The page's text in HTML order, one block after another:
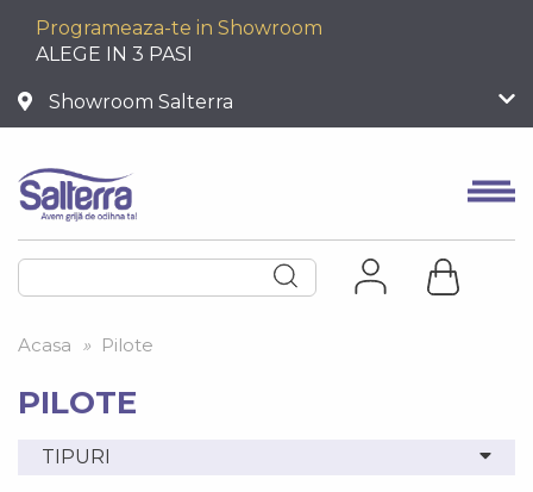
Programeaza-te in Showroom
ALEGE IN 3 PASI
Showroom Salterra
Acasa » Pilote
PILOTE
TIPURI